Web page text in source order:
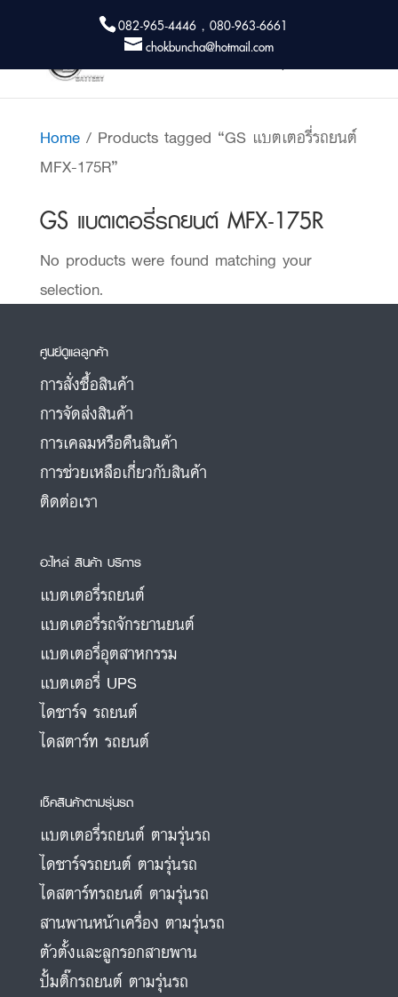
082-965-4446 , 080-963-6661
chokbuncha@hotmail.com
Home/ Products tagged “GS แบตเตอรี่รถยนต์
MFX-175R”
GS แบตเตอรี่รถยนต์ MFX-175R
No products were found matching your
selection.
ศูนย์ดูแลลูกค้า
การสั่งซื้อสินค้า
การจัดส่งสินค้า
การเคลมหรือคืนสินค้า
การช่วยเหลือเกี่ยวกับสินค้า
ติดต่อเรา
อะไหล่ สินค้า บริการ
แบตเตอรี่รถยนต์
แบตเตอรี่รถจักรยานยนต์
แบตเตอรี่อุตสาหกรรม
แบตเตอรี่ UPS
ไดชาร์จ รถยนต์
ไดสตาร์ท รถยนต์
เช็คสินค้าตามรุ่นรถ
แบตเตอรี่รถยนต์ ตามรุ่นรถ
ไดชาร์จรถยนต์ ตามรุ่นรถ
ไดสตาร์ทรถยนต์ ตามรุ่นรถ
สานพานหน้าเครื่อง ตามรุ่นรถ
ตัวตั้งและลูกรอกสายพาน
ปั้มติ๊กรถยนต์ ตามรุ่นรถ